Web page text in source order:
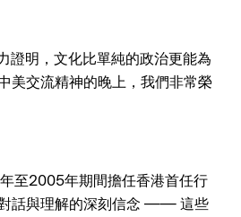
證明，文化比單純的政治更能為
美交流精神的晚上，我們非常榮
至2005年期間擔任香港首任行
對話與理解的深刻信念 —— 這些